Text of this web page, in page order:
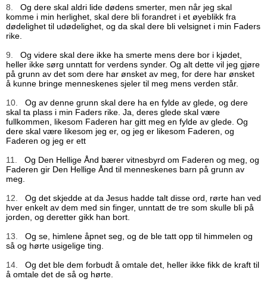
8.
Og dere skal aldri lide dødens smerter, men når jeg skal
komme i min herlighet, skal dere bli forandret i et øyeblikk fra
dødelighet til udødelighet, og da skal dere bli velsignet i min Faders
rike.
9.
Og videre skal dere ikke ha smerte mens dere bor i kjødet,
heller ikke sørg unntatt for verdens synder. Og alt dette vil jeg gjøre
på grunn av det som dere har ønsket av meg, for dere har ønsket
å kunne bringe menneskenes sjeler til meg mens verden står.
10.
Og av denne grunn skal dere ha en fylde av glede, og dere
skal ta plass i min Faders rike. Ja, deres glede skal være
fullkommen, likesom Faderen har gitt meg en fylde av glede. Og
dere skal være likesom jeg er, og jeg er likesom Faderen, og
Faderen og jeg er ett
11.
Og Den Hellige Ånd bærer vitnesbyrd om Faderen og meg, og
Faderen gir Den Hellige Ånd til menneskenes barn på grunn av
meg.
12.
Og det skjedde at da Jesus hadde talt disse ord, rørte han ved
hver enkelt av dem med sin finger, unntatt de tre som skulle bli på
jorden, og deretter gikk han bort.
13.
Og se, himlene åpnet seg, og de ble tatt opp til himmelen og
så og hørte usigelige ting.
14.
Og det ble dem forbudt å omtale det, heller ikke fikk de kraft til
å omtale det de så og hørte.